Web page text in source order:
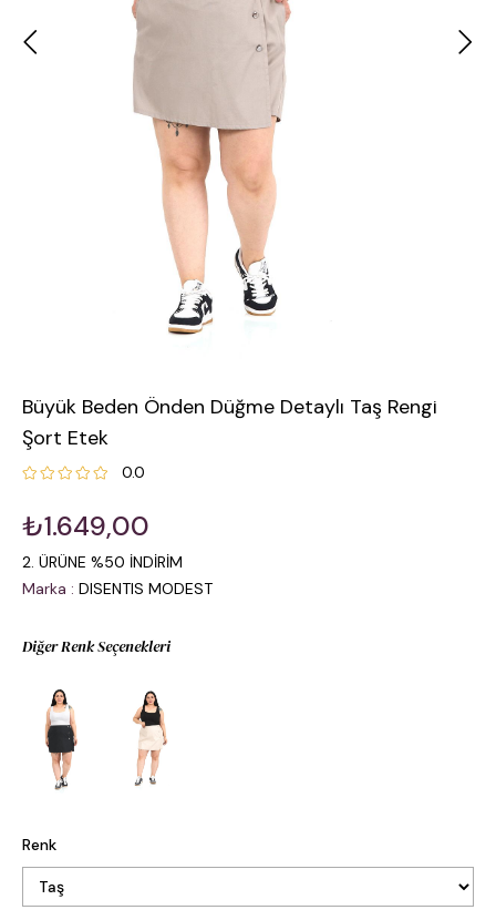
Büyük Beden Önden Düğme Detaylı Taş Rengi
Şort Etek
0.0
₺1.649,00
2. ÜRÜNE %50 İNDİRİM
Marka : DISENTIS MODEST
Diğer Renk Seçenekleri
Renk